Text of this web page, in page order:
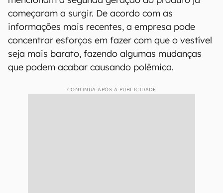
começaram a surgir. De acordo com as
informações mais recentes, a empresa pode
concentrar esforços em fazer com que o vestível
seja mais barato, fazendo algumas mudanças
que podem acabar causando polêmica.
CONTINUA APÓS A PUBLICIDADE